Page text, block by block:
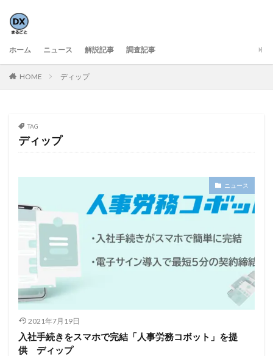
ホーム ニュース 解説記事 調査記事
HOME ディップ
TAG
ディップ
ニュース
2021年7月19日
入社手続きをスマホで完結「人事労務コボット」を提
供 ディップ